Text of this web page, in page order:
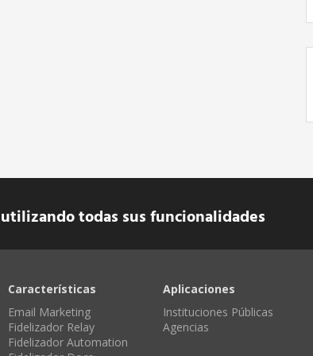
todas sus funcionalidades
Características
Email Marketing
Fidelizador Relay
Fidelizador Automation
Aplicaciones
Instituciones Públicas
Agencias